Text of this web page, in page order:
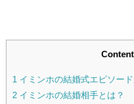
1 イミンホの結婚式エピソー
2 イミンホの結婚相手とは？